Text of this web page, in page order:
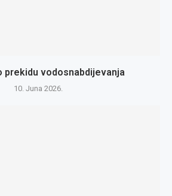
prekidu vodosnabdijevanja
10. Juna 2026.